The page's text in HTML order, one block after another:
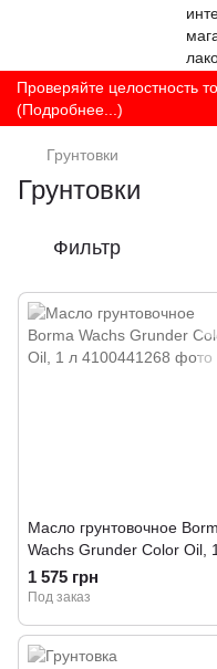
Проверяйте целостность
(Подробнее...)
Грунтовки
Грунтовки
Фильтр
Масло грунтовочное
Wachs Grunder Color Oil,
1 575 грн
Под заказ